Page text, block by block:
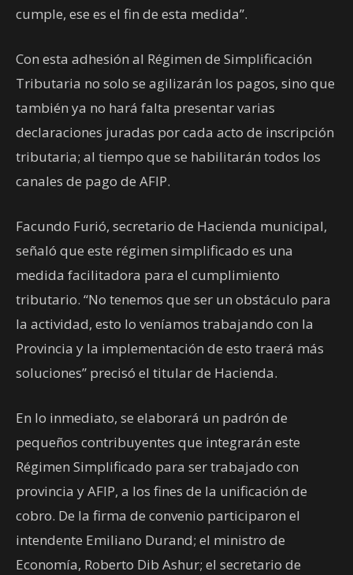
cumple, ese es el fin de esta medida”.
Con esta adhesión al Régimen de Simplificación
Tributaria no solo se agilizarán los pagos, sino que
también ya no hará falta presentar varias
declaraciones juradas por cada acto de inscripción
tributaria; al tiempo que se habilitarán todos los
canales de pago de AFIP.
Facundo Furió, secretario de Hacienda municipal,
señaló que este régimen simplificado es una
medida facilitadora para el cumplimiento
tributario. “No tenemos que ser un obstáculo para
la actividad, esto lo veníamos trabajando con la
Provincia y la implementación de esto traerá más
soluciones” precisó el titular de Hacienda.
En lo inmediato, se elaborará un padrón de
pequeños contribuyentes que integrarán este
Régimen Simplificado para ser trabajado con
provincia y AFIP, a los fines de la unificación de
cobro. De la firma de convenio participaron el
intendente Emiliano Durand; el ministro de
Economía, Roberto Dib Ashur; el secretario de